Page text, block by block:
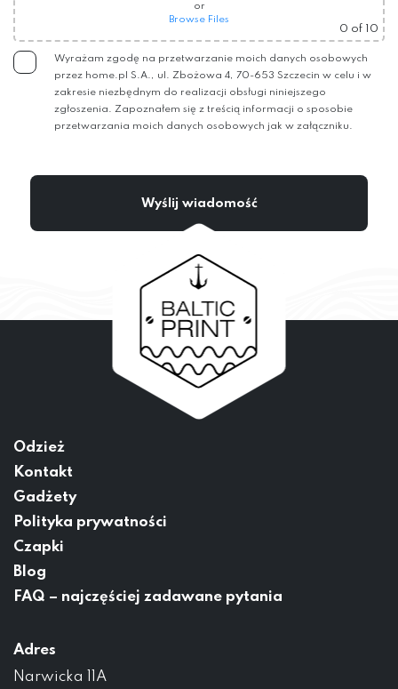
or
Browse Files
0 of 10
Wyrażam zgodę na przetwarzanie moich danych osobowych
przez home.pl S.A., ul. Zbożowa 4, 70-653 Szczecin w celu i w
zakresie niezbędnym do realizacji obsługi niniejszego
zgłoszenia. Zapoznałem się z treścią informacji o sposobie
przetwarzania moich danych osobowych jak w załączniku.
Adres
Narwicka 11A
Odzież
Kontakt
Gadżety
Polityka prywatności
Czapki
Blog
FAQ – najczęściej zadawane pytania